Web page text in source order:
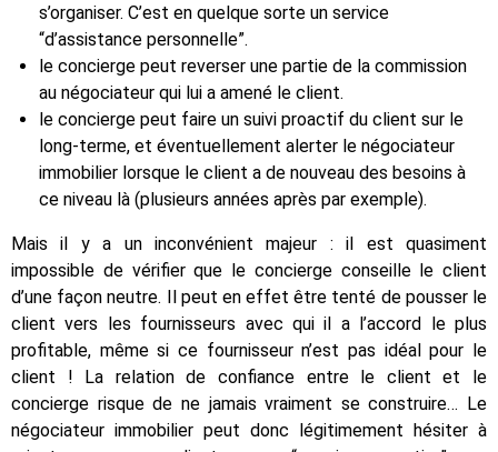
s’organiser. C’est en quelque sorte un service
“d’assistance personnelle”.
le concierge peut reverser une partie de la commission
au négociateur qui lui a amené le client.
le concierge peut faire un suivi proactif du client sur le
long-terme, et éventuellement alerter le négociateur
immobilier lorsque le client a de nouveau des besoins à
ce niveau là (plusieurs années après par exemple).
Mais il y a un inconvénient majeur : il est quasiment
impossible de vérifier que le concierge conseille le client
d’une façon neutre. Il peut en effet être tenté de pousser le
client vers les fournisseurs avec qui il a l’accord le plus
profitable, même si ce fournisseur n’est pas idéal pour le
client ! La relation de confiance entre le client et le
concierge risque de ne jamais vraiment se construire… Le
négociateur immobilier peut donc légitimement hésiter à